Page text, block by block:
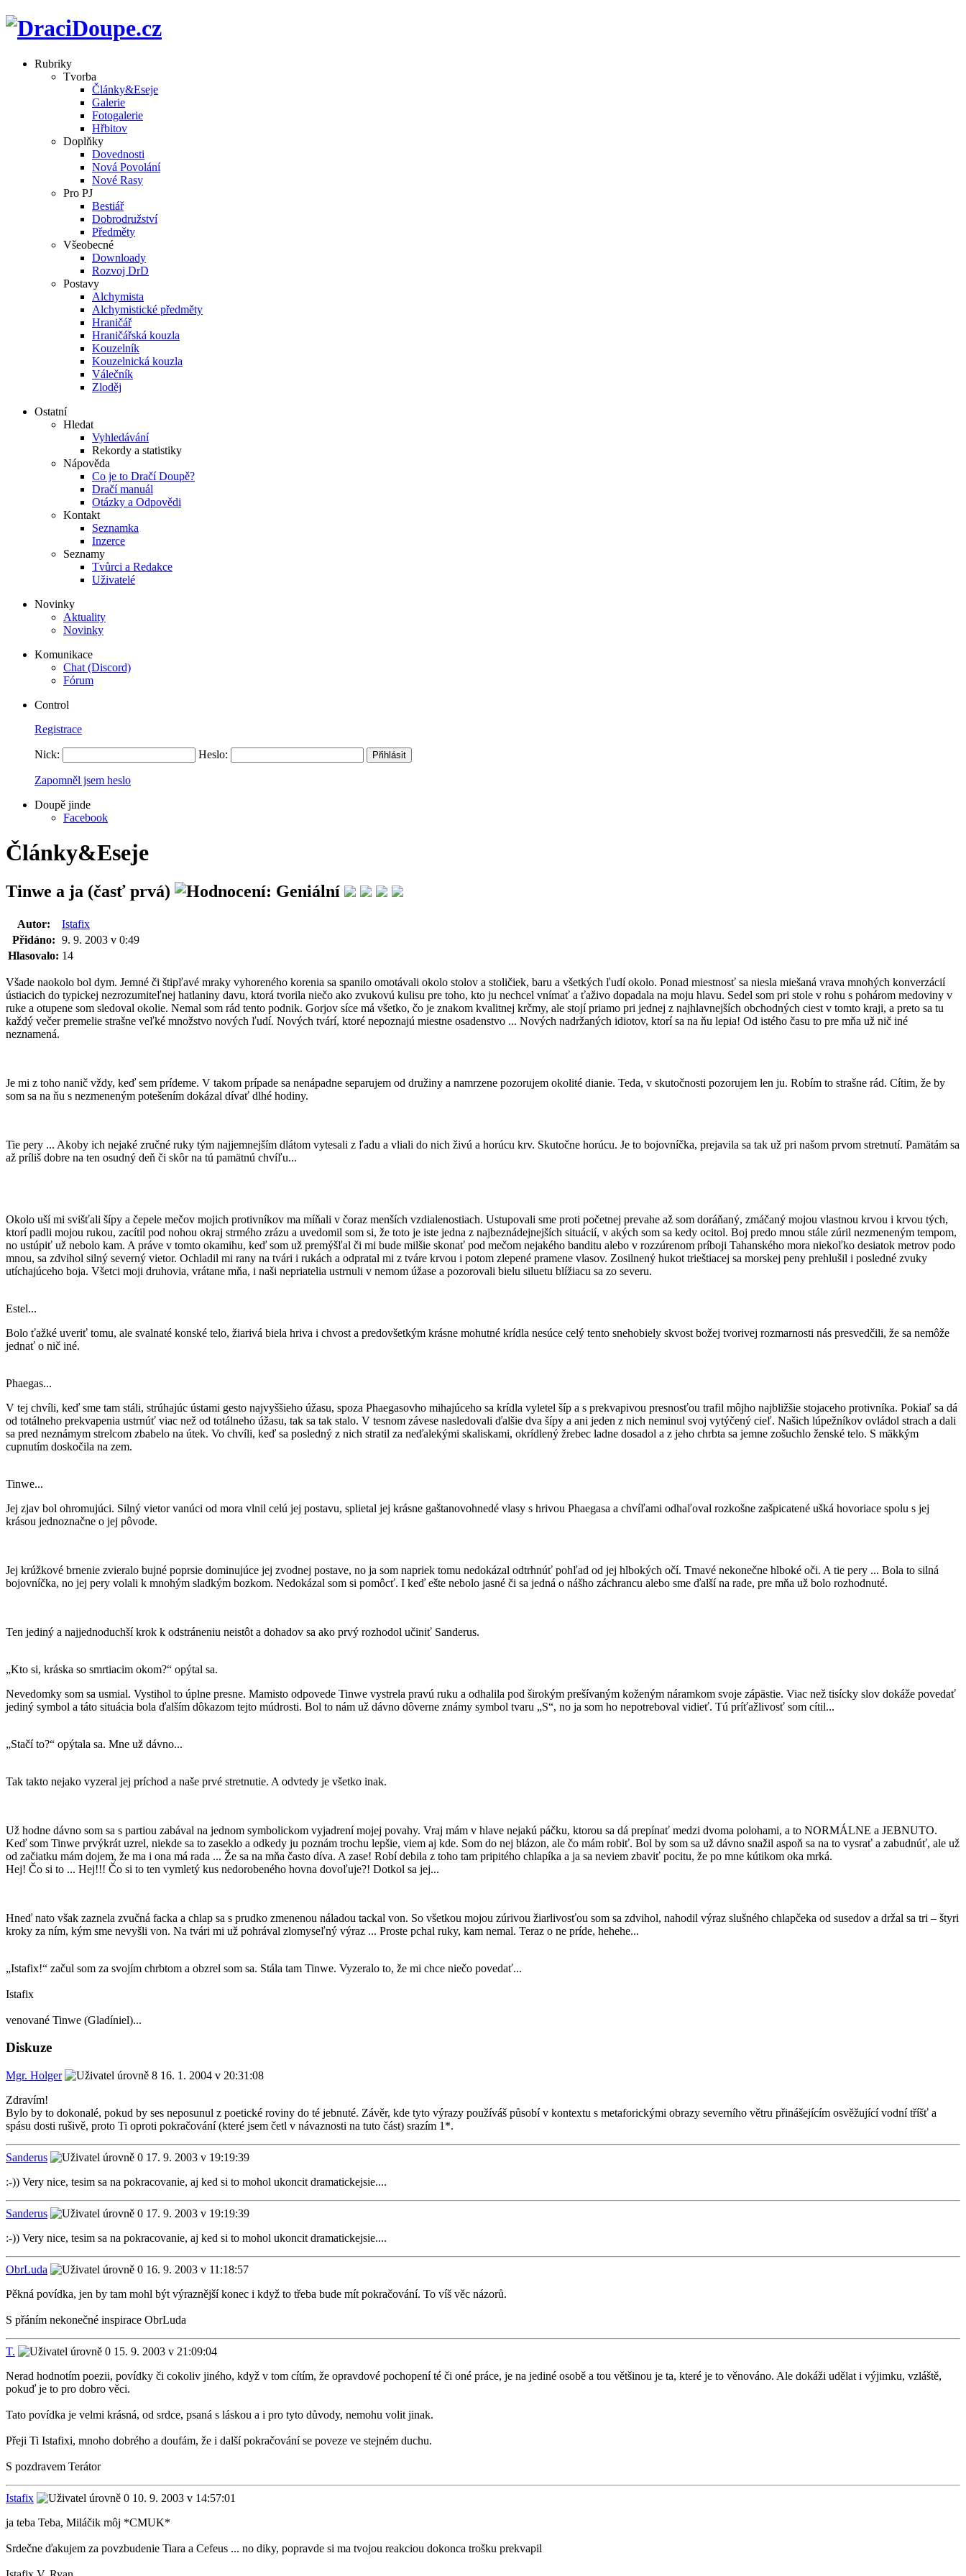
Rubriky
Tvorba
Články&Eseje
Galerie
Fotogalerie
Hřbitov
Doplňky
Dovednosti
Nová Povolání
Nové Rasy
Pro PJ
Bestiář
Dobrodružství
Předměty
Všeobecné
Downloady
Rozvoj DrD
Postavy
Alchymista
Alchymistické předměty
Hraničář
Hraničářská kouzla
Kouzelník
Kouzelnická kouzla
Válečník
Zloděj
Ostatní
Hledat
Vyhledávání
Rekordy a statistiky
Nápověda
Co je to Dračí Doupě?
Dračí manuál
Otázky a Odpovědi
Kontakt
Seznamka
Inzerce
Seznamy
Tvůrci a Redakce
Uživatelé
Novinky
Aktuality
Novinky
Komunikace
Chat (Discord)
Fórum
Control
Registrace
Nick: Heslo:
Zapomněl jsem heslo
Doupě jinde
Facebook
Články&Eseje
Tinwe a ja (časť prvá)
Autor:
Istafix
Přidáno: 9. 9. 2003 v 0:49
Hlasovalo: 14
Všade naokolo bol dym. Jemné či štipľavé mraky vyhoreného korenia sa spanilo omotávali okolo stolov a stoličiek, baru a všetkých ľudí okolo. Ponad miestnosť sa niesla miešaná vrava mnohých konverzácií
ústiacich do typickej nezrozumiteľnej hatlaniny davu, ktorá tvorila niečo ako zvukovú kulisu pre toho, kto ju nechcel vnímať a ťaživo dopadala na moju hlavu. Sedel som pri stole v rohu s pohárom medoviny v
ruke a otupene som sledoval okolie. Nemal som rád tento podnik. Gorjov síce má všetko, čo je znakom kvalitnej krčmy, ale stojí priamo pri jednej z najhlavnejších obchodných ciest v tomto kraji, a preto sa tu
každý večer premelie strašne veľké množstvo nových ľudí. Nových tvárí, ktoré nepoznajú miestne osadenstvo ... Nových nadržaných idiotov, ktorí sa na ňu lepia! Od istého času to pre mňa už nič iné
neznamená.
Je mi z toho nanič vždy, keď sem prídeme. V takom prípade sa nenápadne separujem od družiny a namrzene pozorujem okolité dianie. Teda, v skutočnosti pozorujem len ju. Robím to strašne rád. Cítim, že by
som sa na ňu s nezmeneným potešením dokázal dívať dlhé hodiny.
Tie pery ... Akoby ich nejaké zručné ruky tým najjemnejším dlátom vytesali z ľadu a vliali do nich živú a horúcu krv. Skutočne horúcu. Je to bojovníčka, prejavila sa tak už pri našom prvom stretnutí. Pamätám sa
až príliš dobre na ten osudný deň či skôr na tú pamätnú chvíľu...
Okolo uší mi svišťali šípy a čepele mečov mojich protivníkov ma míňali v čoraz menších vzdialenostiach. Ustupovali sme proti početnej prevahe až som doráňaný, zmáčaný mojou vlastnou krvou i krvou tých,
ktorí padli mojou rukou, zacítil pod nohou okraj strmého zrázu a uvedomil som si, že toto je iste jedna z najbeznádejnejších situácií, v akých som sa kedy ocitol. Boj predo mnou stále zúril nezmeneným tempom,
no ustúpiť už nebolo kam. A práve v tomto okamihu, keď som už premýšľal či mi bude milšie skonať pod mečom nejakého banditu alebo v rozzúrenom príboji Tahanského mora niekoľko desiatok metrov podo
mnou, sa zdvihol silný severný vietor. Ochladil mi rany na tvári i rukách a odpratal mi z tváre krvou i potom zlepené pramene vlasov. Zosilnený hukot trieštiacej sa morskej peny prehlušil i posledné zvuky
utíchajúceho boja. Všetci moji druhovia, vrátane mňa, i naši nepriatelia ustrnuli v nemom úžase a pozorovali bielu siluetu blížiacu sa zo severu.
Estel...
Bolo ťažké uveriť tomu, ale svalnaté konské telo, žiarivá biela hriva i chvost a predovšetkým krásne mohutné krídla nesúce celý tento snehobiely skvost božej tvorivej rozmarnosti nás presvedčili, že sa nemôže
jednať o nič iné.
Phaegas...
V tej chvíli, keď sme tam stáli, strúhajúc ústami gesto najvyššieho úžasu, spoza Phaegasovho mihajúceho sa krídla vyletel šíp a s prekvapivou presnosťou trafil môjho najbližšie stojaceho protivníka. Pokiaľ sa dá
od totálneho prekvapenia ustrnúť viac než od totálneho úžasu, tak sa tak stalo. V tesnom závese nasledovali ďalšie dva šípy a ani jeden z nich neminul svoj vytýčený cieľ. Našich lúpežníkov ovládol strach a dali
sa pred neznámym strelcom zbabelo na útek. Vo chvíli, keď sa posledný z nich stratil za neďalekými skaliskami, okrídlený žrebec ladne dosadol a z jeho chrbta sa jemne zošuchlo ženské telo. S mäkkým
cupnutím doskočila na zem.
Tinwe...
Jej zjav bol ohromujúci. Silný vietor vanúci od mora vlnil celú jej postavu, splietal jej krásne gaštanovohnedé vlasy s hrivou Phaegasa a chvíľami odhaľoval rozkošne zašpicatené ušká hovoriace spolu s jej
krásou jednoznačne o jej pôvode.
Jej krúžkové brnenie zvieralo bujné poprsie dominujúce jej zvodnej postave, no ja som napriek tomu nedokázal odtrhnúť pohľad od jej hlbokých očí. Tmavé nekonečne hlboké oči. A tie pery ... Bola to silná
bojovníčka, no jej pery volali k mnohým sladkým bozkom. Nedokázal som si pomôcť. I keď ešte nebolo jasné či sa jedná o nášho záchrancu alebo sme ďalší na rade, pre mňa už bolo rozhodnuté.
Ten jediný a najjednoduchší krok k odstráneniu neistôt a dohadov sa ako prvý rozhodol učiniť Sanderus.
„Kto si, kráska so smrtiacim okom?“ opýtal sa.
Nevedomky som sa usmial. Vystihol to úplne presne. Mamisto odpovede Tinwe vystrela pravú ruku a odhalila pod širokým prešívaným koženým náramkom svoje zápästie. Viac než tisícky slov dokáže povedať
jediný symbol a táto situácia bola ďalším dôkazom tejto múdrosti. Bol to nám už dávno dôverne známy symbol tvaru „S“, no ja som ho nepotreboval vidieť. Tú príťažlivosť som cítil...
„Stačí to?“ opýtala sa. Mne už dávno...
Tak takto nejako vyzeral jej príchod a naše prvé stretnutie. A odvtedy je všetko inak.
Už hodne dávno som sa s partiou zabával na jednom symbolickom vyjadrení mojej povahy. Vraj mám v hlave nejakú páčku, ktorou sa dá prepínať medzi dvoma polohami, a to NORMÁLNE a JEBNUTO.
Keď som Tinwe prvýkrát uzrel, niekde sa to zaseklo a odkedy ju poznám trochu lepšie, viem aj kde. Som do nej blázon, ale čo mám robiť. Bol by som sa už dávno snažil aspoň sa na to vysrať a zabudnúť, ale už
od začiatku mám dojem, že ma i ona má rada ... Že sa na mňa často díva. A zase! Robí debila z toho tam pripitého chlapíka a ja sa neviem zbaviť pocitu, že po mne kútikom oka mrká.
Hej! Čo si to ... Hej!!! Čo si to ten vymletý kus nedorobeného hovna dovoľuje?! Dotkol sa jej...
Hneď nato však zaznela zvučná facka a chlap sa s prudko zmenenou náladou tackal von. So všetkou mojou zúrivou žiarlivosťou som sa zdvihol, nahodil výraz slušného chlapčeka od susedov a držal sa tri – štyri
kroky za ním, kým sme nevyšli von. Na tvári mi už pohrával zlomyseľný výraz ... Proste pchal ruky, kam nemal. Teraz o ne príde, hehehe...
„Istafix!“ začul som za svojím chrbtom a obzrel som sa. Stála tam Tinwe. Vyzeralo to, že mi chce niečo povedať...
Istafix
venované Tinwe (Gladíniel)...
Diskuze
Mgr. Holger
16. 1. 2004 v 20:31:08
Zdravím!
Bylo by to dokonalé, pokud by ses neposunul z poetické roviny do té jebnuté. Závěr, kde tyto výrazy používáš působí v kontextu s metaforickými obrazy severního větru přinášejícím osvěžující vodní tříšť a
spásu dosti rušivě, proto Ti oproti pokračování (které jsem četl v návaznosti na tuto část) srazím 1*.
Sanderus
17. 9. 2003 v 19:19:39
:-)) Very nice, tesim sa na pokracovanie, aj ked si to mohol ukoncit dramatickejsie....
Sanderus
17. 9. 2003 v 19:19:39
:-)) Very nice, tesim sa na pokracovanie, aj ked si to mohol ukoncit dramatickejsie....
ObrLuda
16. 9. 2003 v 11:18:57
Pěkná povídka, jen by tam mohl být výraznější konec i když to třeba bude mít pokračování. To víš věc názorů.
S přáním nekonečné inspirace ObrLuda
T.
15. 9. 2003 v 21:09:04
Nerad hodnotím poezii, povídky či cokoliv jiného, když v tom cítím, že opravdové pochopení té či oné práce, je na jediné osobě a tou většinou je ta, které je to věnováno. Ale dokáži udělat i výjimku, vzláště,
pokuď je to pro dobro věci.
Tato povídka je velmi krásná, od srdce, psaná s láskou a i pro tyto důvody, nemohu volit jinak.
Přeji Ti Istafixi, mnoho dobrého a doufám, že i další pokračování se poveze ve stejném duchu.
S pozdravem Terátor
Istafix
10. 9. 2003 v 14:57:01
ja teba Teba, Miláčik môj *CMUK*
Srdečne ďakujem za povzbudenie Tiara a Cefeus ... no diky, popravde si ma tvojou reakciou dokonca trošku prekvapil